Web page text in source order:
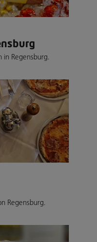
Regensburg.
Regensburg.